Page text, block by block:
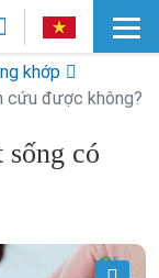
khớp
cứu được không?
có